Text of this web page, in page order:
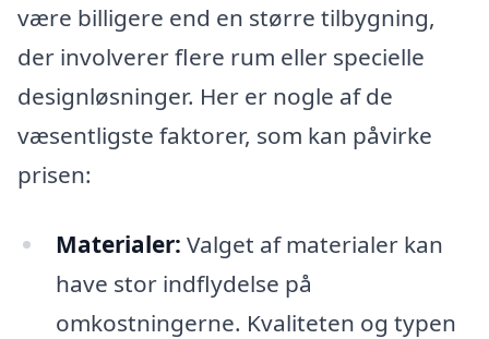
være billigere end en større tilbygning,
der involverer flere rum eller specielle
designløsninger. Her er nogle af de
væsentligste faktorer, som kan påvirke
prisen:
Materialer: Valget af materialer kan
have stor indflydelse på
omkostningerne. Kvaliteten og typen